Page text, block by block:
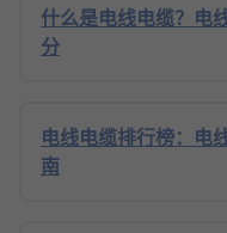
什么是电线电缆？电
分
电线电缆排行榜：电
南